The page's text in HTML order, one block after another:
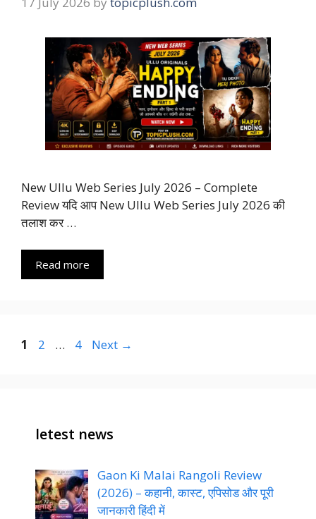
New Ullu Web Series July 2026 – Complete
Review यदि आप New Ullu Web Series July 2026 की
तलाश कर …
Read more
Page
1 Page
2 … Page
4 Next →
letest news
Gaon Ki Malai Rangoli Review
(2026) – कहानी, कास्ट, एपिसोड और पूरी
जानकारी हिंदी में